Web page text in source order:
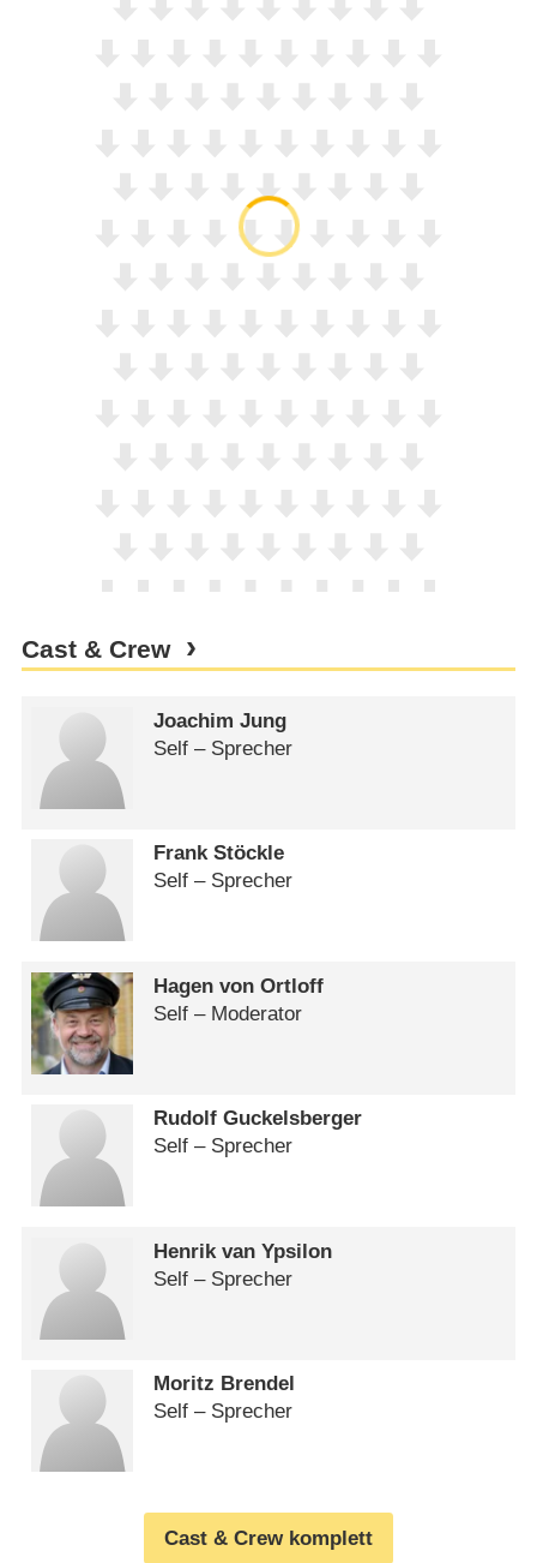
Cast & Crew
Joachim Jung
Self – Sprecher
Frank Stöckle
Self – Sprecher
Hagen von Ortloff
Self – Moderator
Rudolf Guckelsberger
Self – Sprecher
Henrik van Ypsilon
Self – Sprecher
Moritz Brendel
Self – Sprecher
Cast & Crew komplett